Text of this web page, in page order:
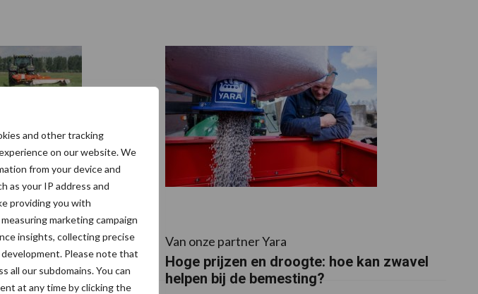
and other tracking
on our website. We
from your device and
as your IP address and
providing you with
marketing campaign
insights, collecting precise
Please note that
all our subdomains. You can
at any time by clicking the
de grasgroei
Van onze partner Yara
Hoge prijzen en droogte: hoe kan zwavel
helpen bij de bemesting?